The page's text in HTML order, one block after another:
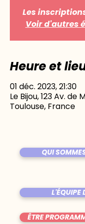
Les
Voir d'autres
Heure et
01 déc. 2023, 21:30
Le Bijou, 123 Av. de
Toulouse, France
QUI
L'ÉQUIPE
ÊTRE